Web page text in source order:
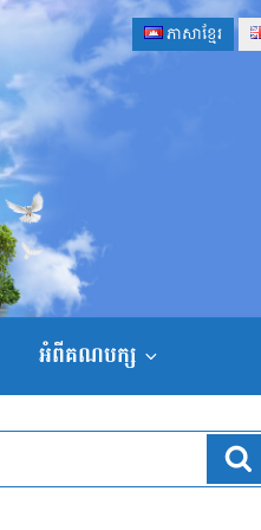
ភាសាខ្មែរ
អំពីគណបក្ស